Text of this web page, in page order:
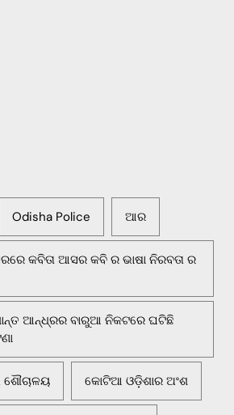
Odisha Police ଆର
କବିତା ଆସର କବି ର ଭାଷା ନିରବତା ର
ଆନ୍ଧ୍ରର ବାରୁଆ ନିକଟରେ ଘଟିଛି
କୋଟିଆ ଓଡ଼ିଶାର ଅଂଶ